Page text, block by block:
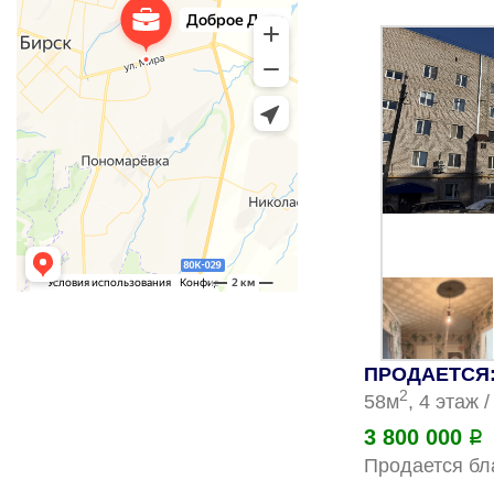
ПРОДАЕТСЯ:
58м2, 4 этаж
3 800 000 Р
Продается